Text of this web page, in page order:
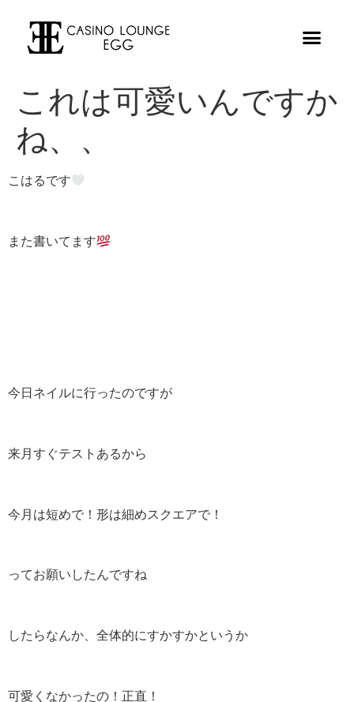
これは可愛いんですか
ね、、
こはるです
また書いてます
今日ネイルに行ったのですが
来月すぐテストあるから
今月は短めで！形は細めスクエアで！
ってお願いしたんですね
したらなんか、全体的にすかすかというか
可愛くなかったの！正直！